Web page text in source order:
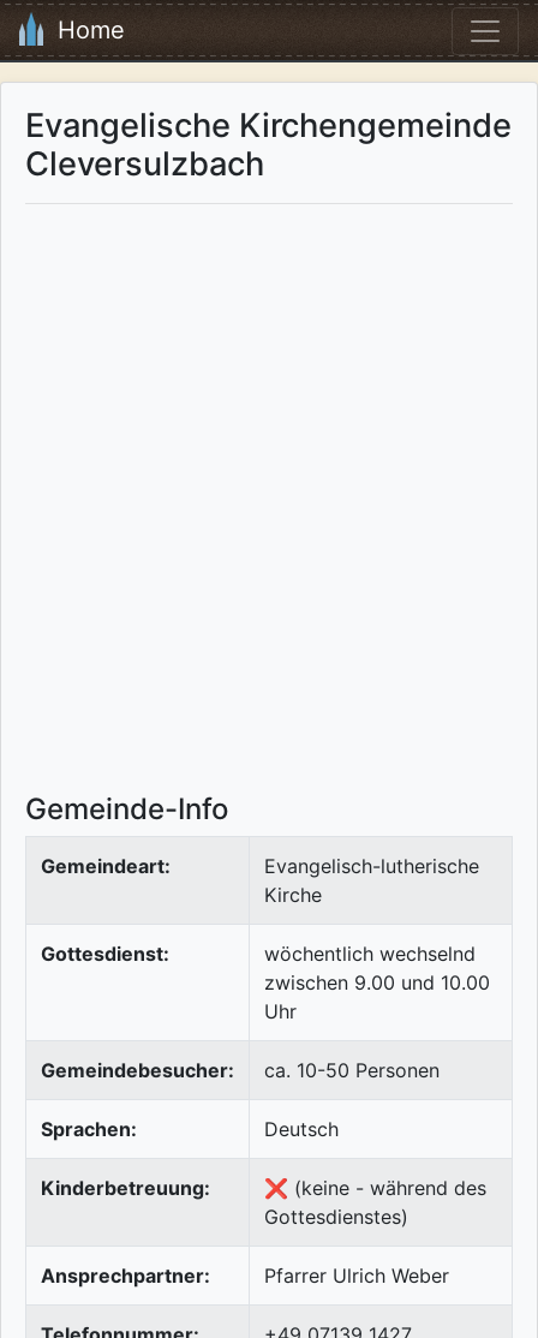
Home
Evangelische Kirchengemeinde
Cleversulzbach
Gemeinde-Info
Gemeindeart:
Evangelisch-lutherische
Kirche
Gottesdienst:
wöchentlich wechselnd
zwischen 9.00 und 10.00
Uhr
Gemeindebesucher: ca. 10-50 Personen
Sprachen: Deutsch
Kinderbetreuung:
❌ (keine - während des
Gottesdienstes)
Ansprechpartner: Pfarrer Ulrich Weber